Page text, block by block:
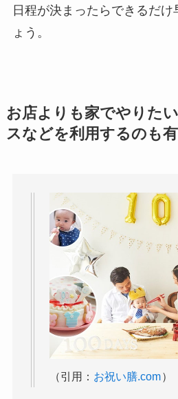
日程が決まったらできるだけ
ょう。
お店よりも家でやりた
スなどを利用するのも
（引用： お祝い膳.com）